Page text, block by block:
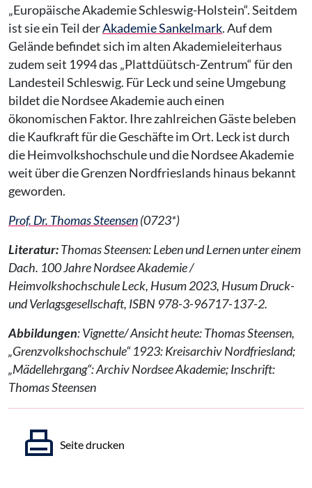
„Europäische Akademie Schleswig-Holstein“. Seitdem
ist sie ein Teil derAkademie Sankelmark. Auf dem
Gelände befindet sich im alten Akademieleiterhaus
zudem seit 1994 das „Plattdüütsch-Zentrum“ für den
Landesteil Schleswig. Für Leck und seine Umgebung
bildet die Nordsee Akademie auch einen
ökonomischen Faktor. Ihre zahlreichen Gäste beleben
die Kaufkraft für die Geschäfte im Ort. Leck ist durch
die Heimvolkshochschule und die Nordsee Akademie
weit über die Grenzen Nordfrieslands hinaus bekannt
geworden.
Prof. Dr. Thomas Steensen(0723*)
Literatur:Thomas Steensen: Leben und Lernen unter einem
Dach. 100 Jahre Nordsee Akademie /
Heimvolkshochschule Leck, Husum 2023, Husum Druck-
und Verlagsgesellschaft, ISBN 978-3-96717-137-2.
Abbildungen: Vignette/ Ansicht heute: Thomas Steensen,
„Grenzvolkshochschule“ 1923: Kreisarchiv Nordfriesland;
„Mädellehrgang“: Archiv Nordsee Akademie; Inschrift:
Thomas Steensen
Seite drucken